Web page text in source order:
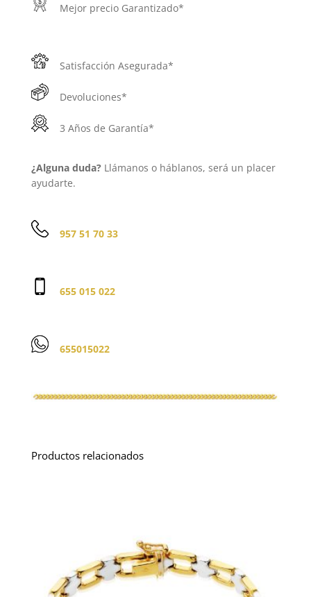
Mejor precio Garantizado*
Satisfacción Asegurada*
Devoluciones*
3 Años de Garantía*
¿Alguna duda?Llámanos o háblanos, será un placer
ayudarte.
957 51 70 33
655 015 022
655015022
Productos relacionados